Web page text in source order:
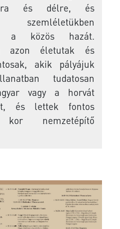
és délre, és
szemléletükben
a közös hazát.
azon életutak és
akik pályájuk
tudatosan
vagy a horvát
és lettek fontos
nemzetépítő